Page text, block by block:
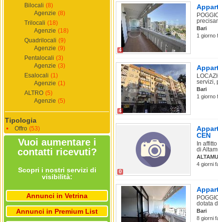
Bilocali (8)
Agenzie (8)
Trilocali (18)
Agenzie (18)
Quadrilocali (9)
Agenzie (9)
Pentalocali (3)
Agenzie (3)
Esalocali (1)
Agenzie (1)
ALTRO (5)
Agenzie (5)
Tipologia
Offro (53)
Vuoi aumentare i
contatti ricevuti?
Scopri i nostri servizi di
visibilità:
Annunci in Vetrina
Annunci in Premium List
4
Bari
1 giorno
4
servizi,
Bari
1 giorno
0
CEN
In
di
4 giorni
dotata
Bari
8 giorni